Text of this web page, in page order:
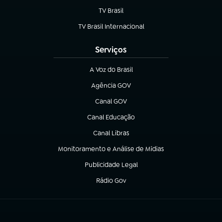
TV Brasil
(abre em nova aba)
TV Brasil Internacional
(abre em nova aba)
Serviços
A Voz do Brasil
(abre em nova aba)
Agência GOV
(abre em nova aba)
Canal GOV
(abre em nova aba)
Canal Educação
(abre em nova aba)
Canal Libras
(abre em nova aba)
Monitoramento e Análise de Mídias
(abre em nova aba)
Publicidade Legal
(abre em nova aba)
Rádio Gov
(abre em nova aba)